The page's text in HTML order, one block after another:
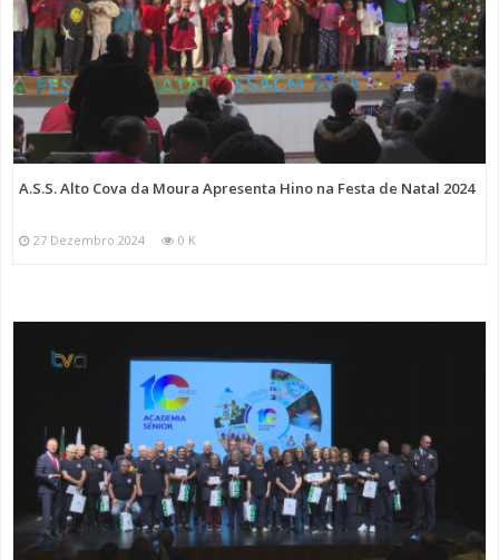
A.S.S. Alto Cova da Moura Apresenta Hino na Festa de Natal 2024
27 Dezembro 2024 0 K